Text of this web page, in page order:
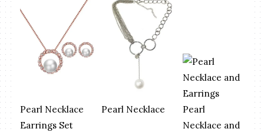
Pearl Necklace
Earrings Set
Pearl Necklace
Pearl
Necklace and